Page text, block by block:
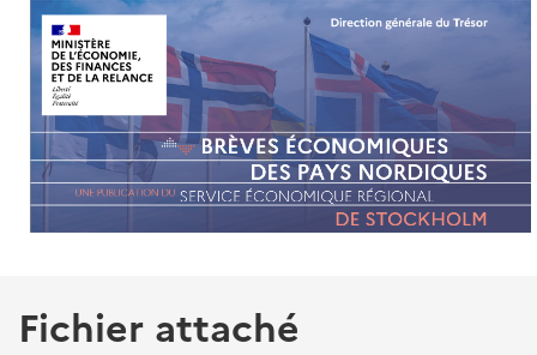
Fichier attaché